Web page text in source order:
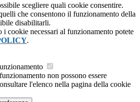
scegliere quali cookie consentire.
che consentono il funzionamento della
disabilitarli.
i cookie necessari al funzionamento potete
.
non possono essere
l'elenco nella pagina della cookie